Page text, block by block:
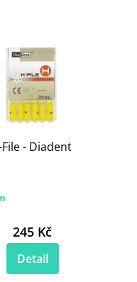
- Diadent
245 Kč
Detail